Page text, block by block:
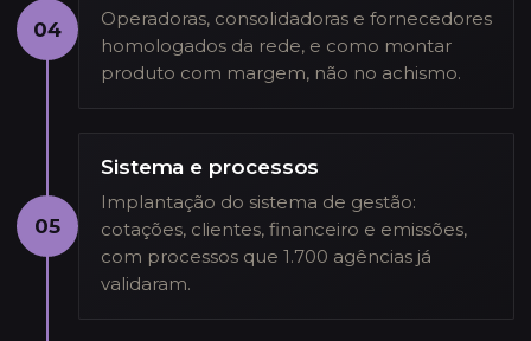
04
Operadoras, consolidadoras e fornecedores
homologados da rede, e como montar
produto com margem, não no achismo.
05
Sistema e processos
Implantação do sistema de gestão:
cotações, clientes, financeiro e emissões,
com processos que 1.700 agências já
validaram.